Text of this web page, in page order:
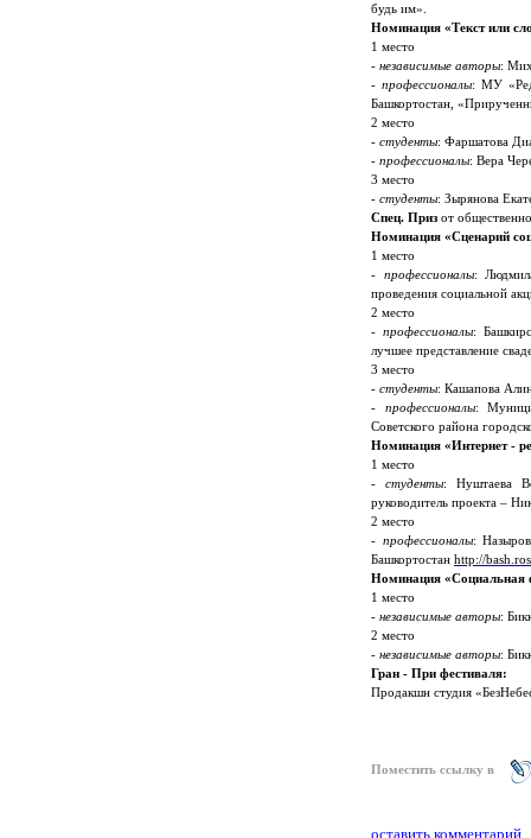
будь им».
Номинация «Текст или
1 место
- независимые авторы:
- профессионалы: МУ
Башкортостан,
2 место
- студенты: Фаршатова
- профессионалы: Вера
3 место
- студенты: Зырянова
Спец. Призот
Номинация «Сценарий
1 место
- профессионалы:
проведения социальной
2 место
- профессионалы:
лучшее представление
3 место
- студенты: Кашапова
- профессионалы:
Советского района
Номинация «Интернет -
1 место
- студенты: Нуштаева
руководитель проекта –
2 место
- профессионалы:
Башкортостан http://
Номинация «Социальная
1 место
- независимые авторы:
2 место
- независимые авторы:
Гран - При фестиваля:
Продакшн студия
Поместить ссылку в
оставить комментарий